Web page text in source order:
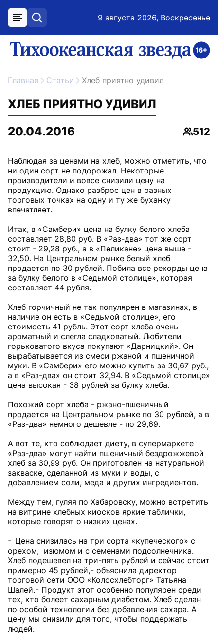
меню поиск 9 августа 2026, Воскресенье
ссылка на главную
Главная Статьи Хлеб приятно удивил
ХЛЕБ ПРИЯТНО УДИВИЛ
20.04.2016
512
Наблюдая за ценами на хлеб, можно отметить, что
ни один сорт не подорожал. Некоторые
производители и вовсе снизили цену на
продукцию. Однако разброс цен в разных
торговых точках на одну и ту же буханку
впечатляет.
Итак, в «Самбери» цена на булку белого хлеба
составляет 28,80 руб. В «Раз-два» тот же сорт
стоит - 29,28 руб., а в «Пеликане» цена выше -
32,50. На Центральном рынке белый хлеб
продается по 30 рублей. Побила все рекорды цена
за булку белого в «Седьмой столице», которая
составляет 44 рубля.
Хлеб горчичный не так популярен в магазинах, в
наличие он есть в «Седьмой столице», его
стоимость 41 рубль. Этот сорт хлеба очень
ароматный и слегла сладковатый. Любители
горьковатого вкуса покупают «Дарницкий». Он
вырабатывается из смеси ржаной и пшеничной
муки. В «Самбери» его можно купить за 30,67 руб.,
а в «Раз-два» он стоит 32,94. В «Седьмой столице»
цена высокая - 38 рублей за булку хлеба.
Похожий сорт хлеба - ржано-пшеничный
продается на Центральном рынке по 30 рублей, а в
«Раз-два» немного дешевле - по 29,69.
А вот те, кто соблюдает диету, в супермаркете
«Раз-два» могут найти пшеничный бездрожжевой
хлеб за 30,99 руб. Он приготовлен на натуральной
закваске, сделанной из муки и воды, с
добавлением соли, меда и других ингредиентов.
Между тем, гуляя по Хабаровску, можно встретить
на витрине хлебных киосков яркие таблички,
которые говорят о низких ценах.
- Цена снизилась на три сорта «купеческого» с
орехом, изюмом и с семенами подсолнечника.
Хлеб подешевел на три-пять рублей и сейчас стоит
примерно 45 рублей, - объяснила директор
торговой сети ООО «Колосхлебторг» Татьяна
Шалей. - Продукт этот особенно популярен среди
тех, кто болеет сахарным диабетом. Хлеб сделан
по особой технологии без добавления сахара. А
цену мы снизили для того, чтобы поддержать
людей.